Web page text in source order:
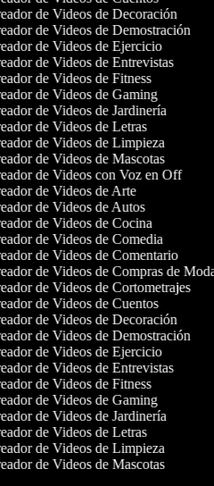
de Videos de Decoración
de Videos de Demostración
de Videos de Ejercicio
de Videos de Entrevistas
de Videos de Fitness
de Videos de Gaming
de Videos de Jardinería
de Videos de Letras
de Videos de Limpieza
de Videos de Mascotas
de Videos con Voz en Off
de Videos de Arte
de Videos de Autos
de Videos de Cocina
de Videos de Comedia
de Videos de Comentario
de Videos de Compras de Moda
de Videos de Cortometrajes
de Videos de Cuentos
de Videos de Decoración
de Videos de Demostración
de Videos de Ejercicio
de Videos de Entrevistas
de Videos de Fitness
de Videos de Gaming
de Videos de Jardinería
de Videos de Letras
de Videos de Limpieza
de Videos de Mascotas